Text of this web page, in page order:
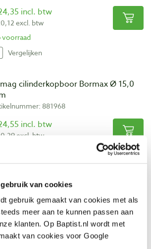
van cookies
gebruik gemaakt van cookies met als
meer aan te kunnen passen aan
klanten. Op Baptist.nl wordt met
van cookies voor Google
incl. btw
excl. btw
voorraad
Vergelijken
cilinderkopboor Bormax Ø 15,0
881968
incl. btw
excl. btw
Vergelijken
cilinderkopboor Bormax Ø 21,0
778741
incl. btw